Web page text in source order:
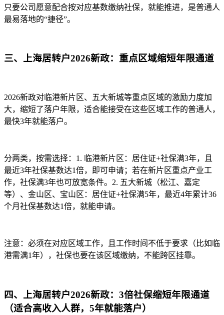
只要公司愿意配合按对应基数缴纳社保，就能推进，是普通人
最易落地的“捷径”。
三、上海居转户2026新政：重点区域缩短年限通道
2026新政对临港新片区、五大新城等重点区域的激励力度加
大，缩短了落户年限，适合能接受在这些区域工作的普通人，
最快3年就能落户。
分两类，按需选择：1. 临港新片区：居住证+社保满3年，且
最近3年社保基数达1倍，即可申请；若在新片区重点产业工
作，社保满3年也可放宽条件。2. 五大新城（松江、嘉定
等）、金山区、宝山区：居住证+社保满5年，最近4年累计36
个月社保基数达1倍，就能申请。
注意：必须在对应区域工作，且工作时间不低于要求（比如临
港需满1年），社保也要在该区域缴纳，不能跨区挂靠。
四、上海居转户2026新政：3倍社保缩短年限通道
（适合高收入人群，5年就能落户）